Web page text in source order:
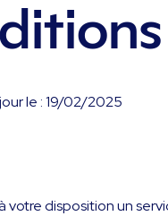
le : 19/02/2025
votre disposition un